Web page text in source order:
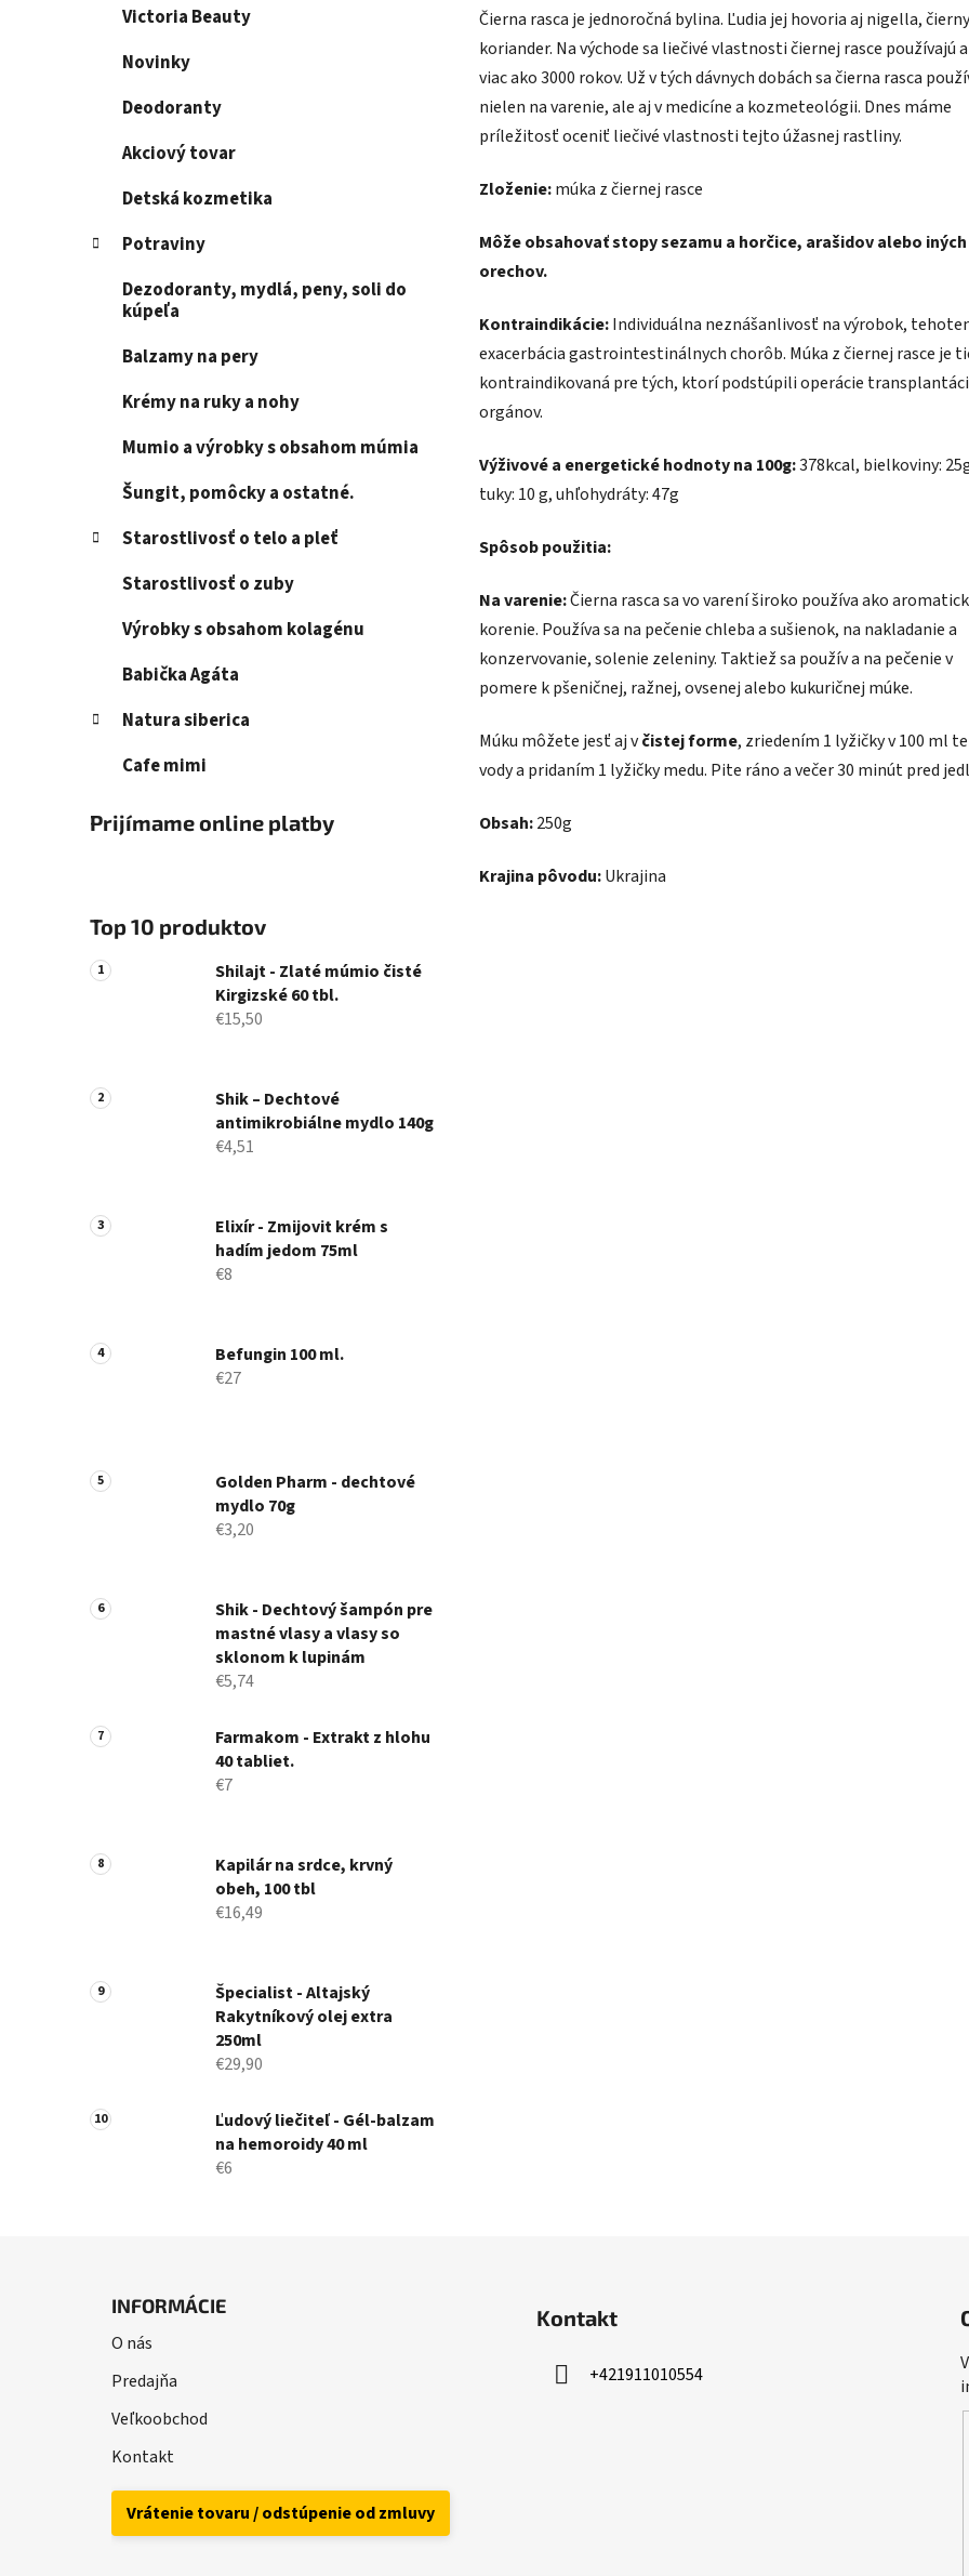
Victoria Beauty
Novinky
Deodoranty
Akciový tovar
Detská kozmetika
Potraviny
Dezodoranty, mydlá, peny, soli do
kúpeľa
Balzamy na pery
Krémy na ruky a nohy
Mumio a výrobky s obsahom múmia
Šungit, pomôcky a ostatné.
Starostlivosť o telo a pleť
Starostlivosť o zuby
Výrobky s obsahom kolagénu
Babička Agáta
Natura siberica
Cafe mimi
Prijímame online platby
Top 10 produktov
Shilajt - Zlaté múmio čisté
Kirgizské 60 tbl.
€15,50
Shik – Dechtové
antimikrobiálne mydlo 140g
€4,51
Elixír - Zmijovit krém s
hadím jedom 75ml
€8
Befungin 100 ml.
€27
Golden Pharm - dechtové
mydlo 70g
€3,20
Shik - Dechtový šampón pre
mastné vlasy a vlasy so
sklonom k ​​lupinám
€5,74
Farmakom - Extrakt z hlohu
40 tabliet.
€7
Kapilár na srdce, krvný
obeh, 100 tbl
€16,49
Špecialist - Altajský
Rakytníkový olej extra
250ml
€29,90
Ľudový liečiteľ - Gél-balzam
na hemoroidy 40 ml
€6
Čierna rasca je jednoročná bylina. Ľudia jej hovoria aj nigella, čierny
koriander. Na východe sa liečivé vlastnosti čiernej rasce používajú
viac ako 3000 rokov. Už v tých dávnych dobách sa čierna rasca
nielen na varenie, ale aj v medicíne a kozmeteológii. Dnes máme
príležitosť oceniť liečivé vlastnosti tejto úžasnej rastliny.
Zloženie:múka z čiernej rasce
Môže obsahovať stopy sezamu a horčice, arašidov alebo iných
orechov.
Kontraindikácie:Individuálna neznášanlivosť na výrobok,
exacerbácia gastrointestinálnych chorôb. Múka z čiernej rasce je
kontraindikovaná pre tých, ktorí podstúpili operácie
orgánov.
Výživové a energetické hodnoty na 100g:378kcal, bielkoviny:
tuky: 10 g, uhľohydráty: 47g
Spôsob použitia:
Na varenie:Čierna rasca sa vo varení široko používa ako
korenie. Používa sa na pečenie chleba a sušienok, na nakladanie a
konzervovanie, solenie zeleniny. Taktiež sa použív a na pečenie v
pomere k pšeničnej, ražnej, ovsenej alebo kukuričnej múke.
Múku môžete jesť aj včistej forme, zriedením 1 lyžičky v 100 ml
vody a pridaním 1 lyžičky medu. Pite ráno a večer 30 minút pred
Obsah:250g
Krajina pôvodu:Ukrajina
INFORMÁCIE
O nás
Predajňa
Veľkoobchod
Kontakt
Vrátenie tovaru / odstúpenie od zmluvy
Kontakt
+421911010554